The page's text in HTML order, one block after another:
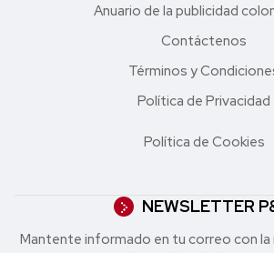
Anuario de la publicidad
Contáctenos
Términos y
Política de Privacidad
Política de Cookies
NEWSLETTER
Mantente informado en tu correo con la